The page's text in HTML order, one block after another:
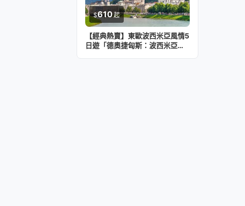
$610起
【經典熱賣】東歐波西米亞風情5
日遊「德奧捷匈斯：波西米亞與